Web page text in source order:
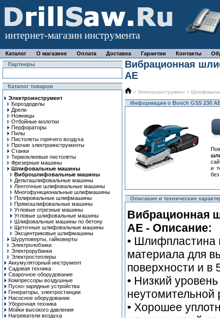
интернет-магазин инструмента
Каталог О магазине Оплата Доставка Гарантии Контакты
Партнеры
Каталог товаров
Электроинструмент
Бороздоделы
Дрели
Ножницы
Отбойные молотки
Перфораторы
Пилы
Пистолеты горячего воздуха
Прочие электроинструменты
Станки
Термоклеевые пистолеты
Фрезерные машины
Шлифовальные машины
Виброшлифовальные машины
Дельташлифовальные машины
Ленточные шлифовальные машины
Многофункциональные шлифмашины
Полировальные шлифмашины
Прямошлифовальные машины
Угловые отрезные машины
Угловые шлифовальные машины
Шлифовальные машины по бетону
Щеточные шлифовальные машины
Эксцентриковые шлифмашины
Шуруповерты, гайковерты
Электролобзики
Электрорубанки
Электростеплеры
Аккумуляторный инструмент
Садовая техника
Сварочное оборудование
Компрессоры воздушные
Пуско-зарядные устройства
Генераторы, электростанции
Насосное оборудование
Уборочная техника
Мойки высокого давления
Нагреватели воздуха
Вибрационная
AE
> Электроинструмент >
Информация о Bosch GSS 230
и
Описание и технические
Вибрационная
AE - Описание:
• Шлифпластина
материала для
поверхности и в
• Низкий
неутомительной
• Хорошее